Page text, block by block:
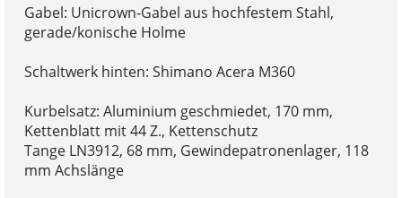
Gabel: Unicrown-Gabel aus hochfestem Stahl,
gerade/konische Holme
Schaltwerk hinten: Shimano Acera M360
Kurbelsatz: Aluminium geschmiedet, 170 mm,
Kettenblatt mit 44 Z., Kettenschutz
Tange LN3912, 68 mm, Gewindepatronenlager, 118
mm Achslänge